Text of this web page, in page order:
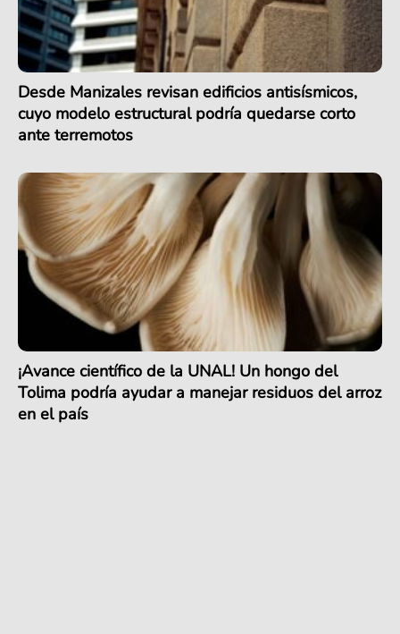
Desde Manizales revisan edificios antisísmicos,
cuyo modelo estructural podría quedarse corto
ante terremotos
¡Avance científico de la UNAL! Un hongo del
Tolima podría ayudar a manejar residuos del arroz
en el país